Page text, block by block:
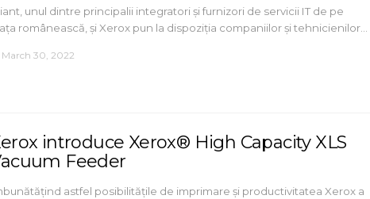
unul dintre principalii integratori și furnizori de servicii IT de pe
românească, și Xerox pun la dispoziția companiilor și tehnicienilor…
March 30, 2022
introduce Xerox® High Capacity XLS
Feeder
astfel posibilitățile de imprimare și productivitatea Xerox a